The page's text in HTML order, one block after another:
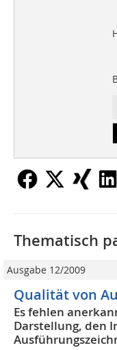
Thematisch
Ausgabe 12/2009
Qualität von
Es fehlen
Darstellung, den